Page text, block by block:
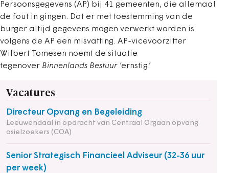
Persoonsgegevens (AP) bij 41 gemeenten, die allemaal
de fout in gingen. Dat er met toestemming van de
burger altijd gegevens mogen verwerkt worden is
volgens de AP een misvatting. AP-vicevoorzitter
Wilbert Tomesen noemt de situatie
tegenover Binnenlands Bestuur ‘ernstig.’
Vacatures
Directeur Opvang en Begeleiding
Leeuwendaal in opdracht van Centraal Orgaan opvang
asielzoekers (COA)
Senior Strategisch Financieel Adviseur (32-36 uur
per week)